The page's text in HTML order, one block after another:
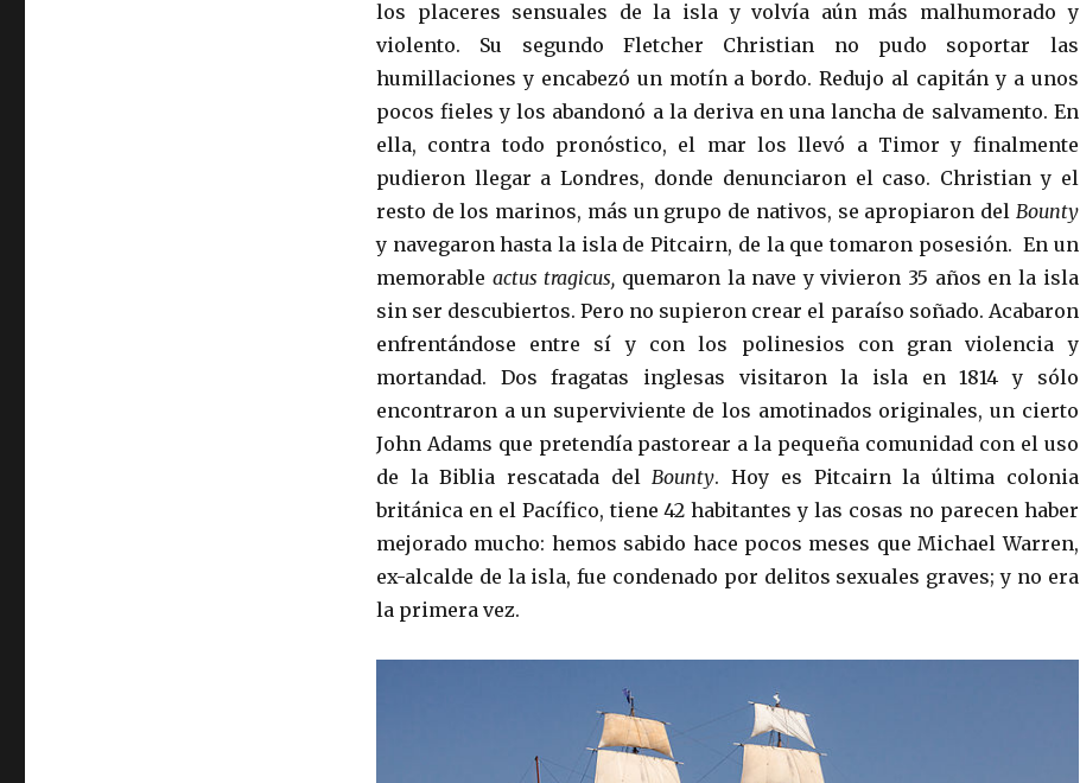
los placeres sensuales de la isla y volvía aún más malhumorado y
violento. Su segundo Fletcher Christian no pudo soportar las
humillaciones y encabezó un motín a bordo. Redujo al capitán y a unos
pocos fieles y los abandonó a la deriva en una lancha de salvamento. En
ella, contra todo pronóstico, el mar los llevó a Timor y finalmente
pudieron llegar a Londres, donde denunciaron el caso. Christian y el
resto de los marinos, más un grupo de nativos, se apropiaron del Bounty
y navegaron hasta la isla de Pitcairn, de la que tomaron posesión. En un
memorable actus tragicus, quemaron la nave y vivieron 35 años en la isla
sin ser descubiertos. Pero no supieron crear el paraíso soñado. Acabaron
enfrentándose entre sí y con los polinesios con gran violencia y
mortandad. Dos fragatas inglesas visitaron la isla en 1814 y sólo
encontraron a un superviviente de los amotinados originales, un cierto
John Adams que pretendía pastorear a la pequeña comunidad con el uso
de la Biblia rescatada del Bounty. Hoy es Pitcairn la última colonia
británica en el Pacífico, tiene 42 habitantes y las cosas no parecen haber
mejorado mucho: hemos sabido hace pocos meses que Michael Warren,
ex-alcalde de la isla, fue condenado por delitos sexuales graves; y no era
la primera vez.